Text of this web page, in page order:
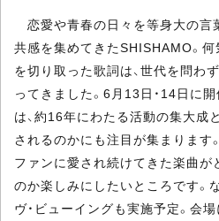
恋愛や青春の日々を等身大の言
共感を集めてきたSHISHAMO。
を切り取った歌詞は、世代を問わ
ってきました。6月13日・14日に
は、約16年にわたる活動の集大成
されるのかにも注目が集まります
ファンに愛され続けてきた楽曲が
のか楽しみにしたいところです。
ヴ・ビューイングも実施予定。会